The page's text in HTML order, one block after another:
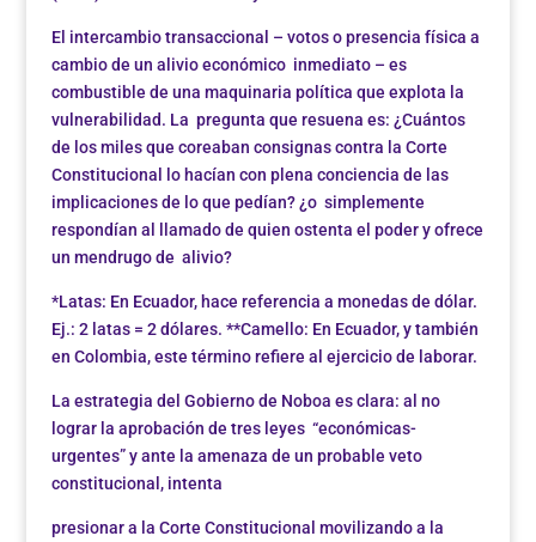
El intercambio transaccional – votos o presencia física a
cambio de un alivio económico inmediato – es
combustible de una maquinaria política que explota la
vulnerabilidad. La pregunta que resuena es: ¿Cuántos
de los miles que coreaban consignas contra la Corte
Constitucional lo hacían con plena conciencia de las
implicaciones de lo que pedían? ¿o simplemente
respondían al llamado de quien ostenta el poder y ofrece
un mendrugo de alivio?
*Latas: En Ecuador, hace referencia a monedas de dólar.
Ej.: 2 latas = 2 dólares. **Camello: En Ecuador, y también
en Colombia, este término refiere al ejercicio de laborar.
La estrategia del Gobierno de Noboa es clara: al no
lograr la aprobación de tres leyes “económicas-
urgentes” y ante la amenaza de un probable veto
constitucional, intenta
presionar a la Corte Constitucional movilizando a la